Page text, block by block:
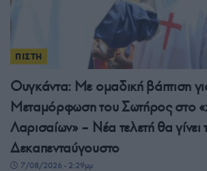
ΠΙΣΤΗ
Ουγκάντα: Με ομαδική βάπτιση
Μεταμόρφωση του Σωτήρος στο
Λαρισαίων» – Νέα τελετή θα γίνει
Δεκαπενταύγουστο
7/08/2026 - 2:29μμ